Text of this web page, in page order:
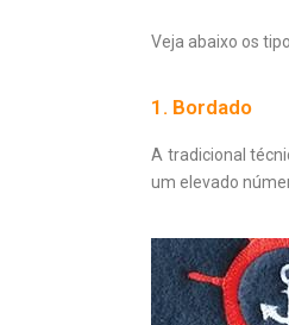
Veja abaixo os
1. Bordado
A tradicional
um elevado